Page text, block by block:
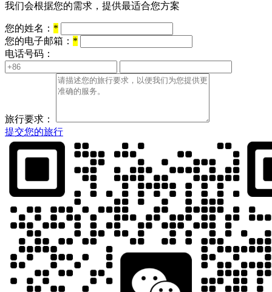
我们会根据您的需求，提供最适合您方案
您的姓名： *
您的电子邮箱： *
电话号码：
旅行要求：
提交您的旅行